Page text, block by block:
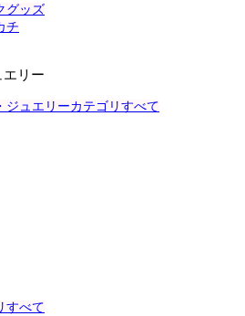
グッズ
チ
エリー
ジュエリーカテゴリすべて
すべて